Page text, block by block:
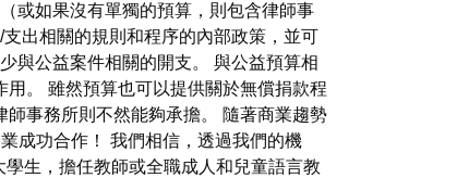
或如果沒有單獨的預算，則包含律師事
出相關的規則和程序的內部政策，並可
與公益案件相關的開支。 與公益預算相
。 雖然預算也可以提供關於無償捐款程
事務所則不然能夠承擔。 隨著商業趨勢
成功合作！ 我們相信，透過我們的機
生，擔任教師或全職成人和兒童語言教